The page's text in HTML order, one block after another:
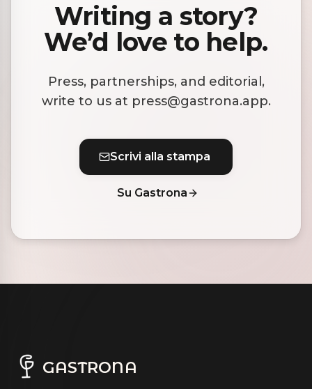
Writing a story?
We’d love to help.
Press, partnerships, and editorial,
write to us at press@gastrona.app.
Scrivi alla stampa
Su Gastrona
GASTRONA